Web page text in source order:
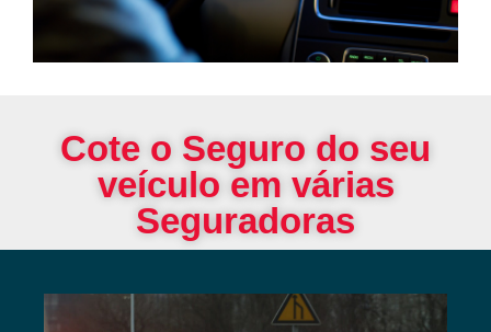
Cote o Seguro do seu
veículo em várias
Seguradoras